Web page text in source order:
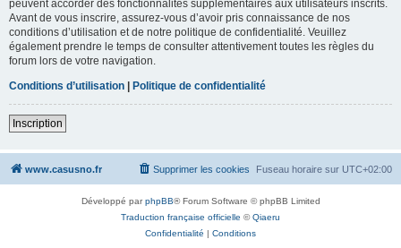
peuvent accorder des fonctionnalités supplémentaires aux utilisateurs inscrits.
Avant de vous inscrire, assurez-vous d’avoir pris connaissance de nos
conditions d’utilisation et de notre politique de confidentialité. Veuillez
également prendre le temps de consulter attentivement toutes les règles du
forum lors de votre navigation.
Conditions d’utilisation | Politique de confidentialité
Inscription
www.casusno.fr Fuseau horaire sur UTC+02:00
Supprimer les cookies
Développé parphpBB® Forum Software © phpBB Limited
Traduction française officielle ©Qiaeru
Confidentialité | Conditions